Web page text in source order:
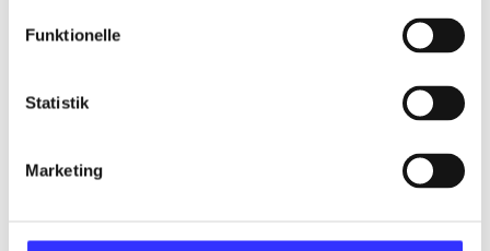
Funktionelle
Statistik
Marketing